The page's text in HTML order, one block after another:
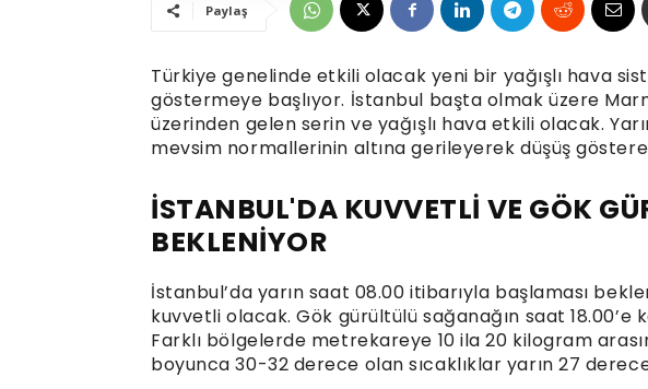
Paylaş
Türkiye genelinde etkili olacak yeni bir yağışlı hava
göstermeye başlıyor. İstanbul başta olmak üzere
üzerinden gelen serin ve yağışlı hava etkili olacak.
mevsim normallerinin altına gerileyerek düşüş
İSTANBUL'DA KUVVETLİ VE GÖK
BEKLENİYOR
İstanbul’da yarın saat 08.00 itibarıyla başlaması
kuvvetli olacak. Gök gürültülü sağanağın saat 18.00’e
Farklı bölgelerde metrekareye 10 ila 20 kilogram
boyunca 30-32 derece olan sıcaklıklar yarın 27